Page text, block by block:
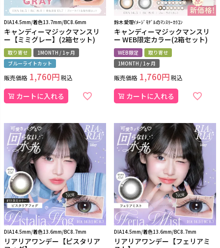
DIA14.5mm/着色13.7mm/BC8.6mm
キャンディーマジックマンスリ
ー【ミミグレー】(2箱セット)
取り寄せ
1MONTH / 1ヶ月
ブルーライトカット
販売価格 1,760 税込
カートに入れる
鈴木愛理ｲﾒｰｼﾞﾓﾃﾞﾙのﾏﾝｽﾘｰｶﾗｺﾝ
キャンディーマジックマンスリ
ー WEB限定カラー(2箱セット)
WEB限定
取り寄せ
1MONTH / 1ヶ月
販売価格 1,760 税込
カートに入れる
DIA14.5mm/着色13.6mm/BC8.7mm
リアリアワンデー【ピスタリア
DIA14.5mm/着色13.6mm/BC8.7mm
リアリアワンデー【フェリアミ